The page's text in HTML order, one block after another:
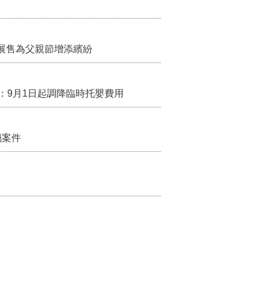
為父親節增添繽紛
9月1日起調降臨時托嬰費用
件